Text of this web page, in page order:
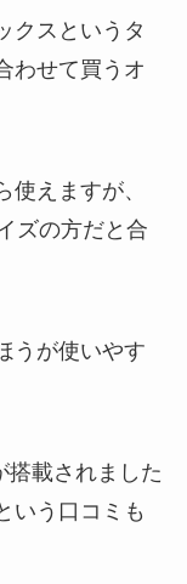
クスというタ
わせて買うオ
えますが、
ズの方だと合
うが使いやす
搭載されました
いう口コミも